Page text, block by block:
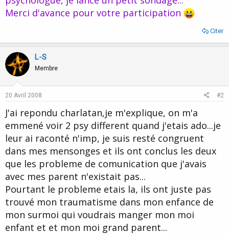
Merci d'avance pour votre participation
Citer
L-S
Membre
20 Avril 2008 #2
J'ai repondu charlatan,je m'explique, on m'a
emmené voir 2 psy different quand j'etais ado...je
leur ai raconté n'imp, je suis resté congruent
dans mes mensonges et ils ont conclus les deux
que les probleme de comunication que j'avais
avec mes parent n'existait pas...
Pourtant le probleme etais la, ils ont juste pas
trouvé mon traumatisme dans mon enfance de
mon surmoi qui voudrais manger mon moi
enfant et et mon moi grand parent...